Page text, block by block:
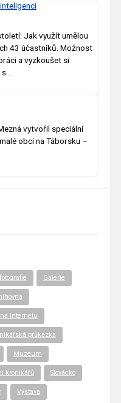
Jak využít umělou
43 účastníků. Možnost
a vyzkoušet si
vytvořil speciální
obci na Táborsku –
fotografie Galerie
internetu
průkazka
Muzeum
kronikářů Slovácko
Výstava